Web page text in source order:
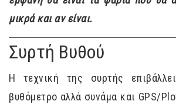
μικρά και αν είναι.
Συρτή Βυθού
Η τεχνική της συρτής
βυθόμετρο αλλά συνάμα και GPS/